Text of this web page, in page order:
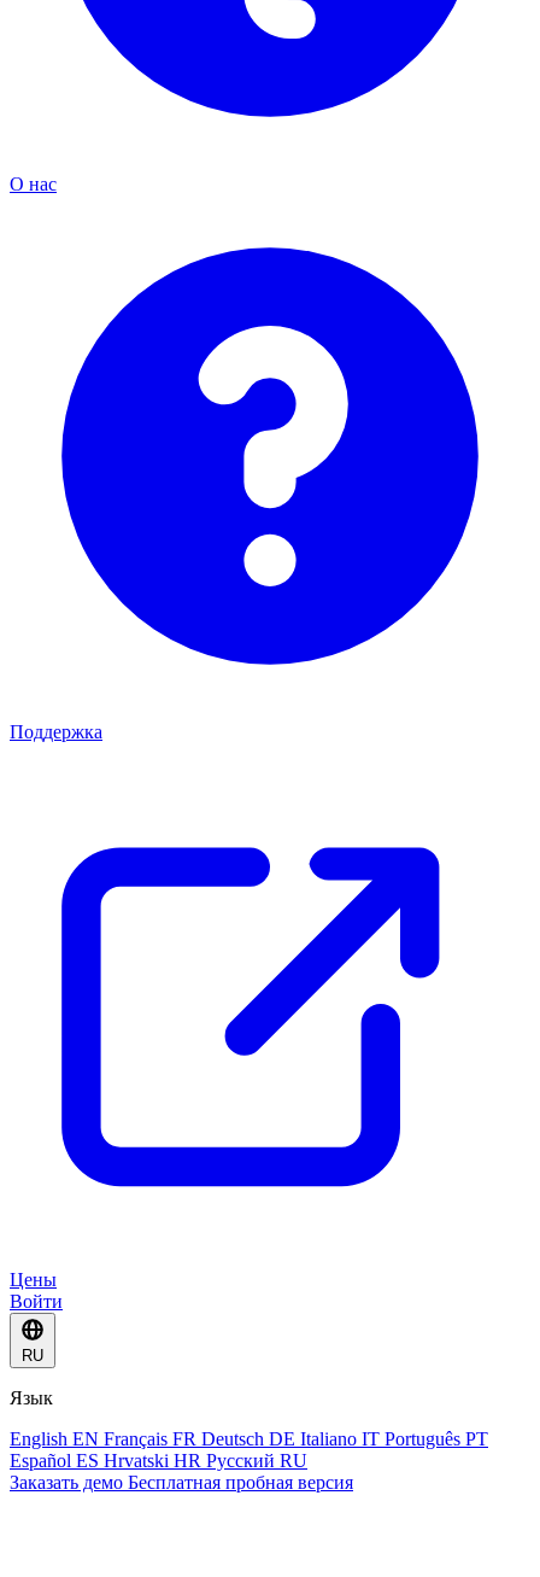
О нас
Поддержка
Цены
Войти
RU
Язык
English EN Français FR Deutsch DE Italiano IT Português PT
Español ES Hrvatski HR Русский RU
Заказать демо Бесплатная пробная версия